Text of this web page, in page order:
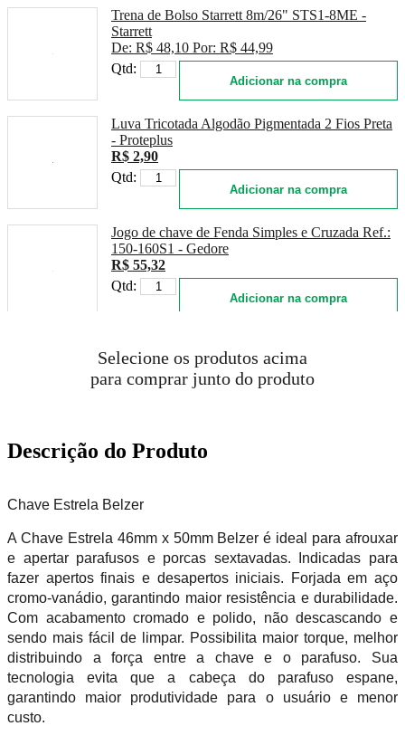
Trena de Bolso Starrett 8m/26" STS1-8ME -
Starrett
De: R$ 48,10 Por: R$ 44,99
Qtd:
Adicionar na compra
Luva Tricotada Algodão Pigmentada 2 Fios Preta
- Proteplus
R$ 2,90
Qtd:
Adicionar na compra
Jogo de chave de Fenda Simples e Cruzada Ref.:
150-160S1 - Gedore
R$ 55,32
Qtd:
Adicionar na compra
30cm - Vonder
R$ 190,81
Selecione os produtos acima
para comprar junto do produto
Descrição do Produto
Chave Estrela Belzer
A Chave Estrela 46mm x 50mm Belzer é ideal para afrouxar
e apertar parafusos e porcas sextavadas. Indicadas para
fazer apertos finais e desapertos iniciais. Forjada em aço
cromo-vanádio, garantindo maior resistência e durabilidade.
Com acabamento cromado e polido, não descascando e
sendo mais fácil de limpar. Possibilita maior torque, melhor
distribuindo a força entre a chave e o parafuso. Sua
tecnologia evita que a cabeça do parafuso espane,
garantindo maior produtividade para o usuário e menor
custo.